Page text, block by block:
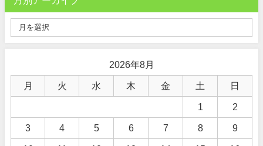
2026年8月
月 火 水 木 金 土 日
1 2
3 4 5 6 7 8 9